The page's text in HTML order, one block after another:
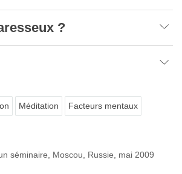
?
Méditation Facteurs mentaux
séminaire, Moscou, Russie, mai 2009